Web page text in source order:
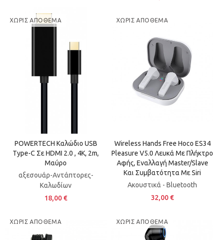
ΧΩΡΊΣ ΑΠΌΘΕΜΑ
POWERTECH Καλώδιο USB
Type-C Σε HDMI 2.0 , 4K, 2m,
Μαύρο
αξεσουάρ-Αντάπτορες-
Καλωδίων
18,00 €
ΧΩΡΊΣ ΑΠΌΘΕΜΑ
Wireless Hands Free Hoco ES34
Pleasure V5.0 Λευκά Με Πλήκτρο
Αφής, Εναλλαγή Master/Slave
Και Συμβατότητα Με Siri
Ακουστικά - Bluetooth
32,00 €
ΧΩΡΊΣ ΑΠΌΘΕΜΑ ΧΩΡΊΣ ΑΠΌΘΕΜΑ